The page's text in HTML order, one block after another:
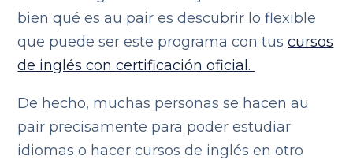
bien qué es au pair es descubrir lo flexible
que puede ser este programa con tuscursos
de inglés con certificación oficial.
De hecho, muchas personas se hacen au
pair precisamente para poder estudiar
idiomas o hacer cursos de inglés en otro